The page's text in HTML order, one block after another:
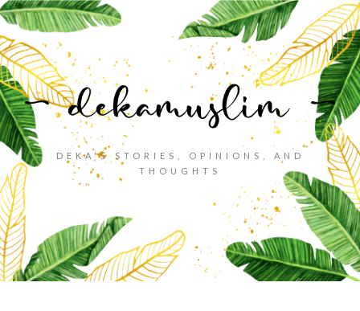
DEKA'S STORIES, OPINIONS, AND
THOUGHTS